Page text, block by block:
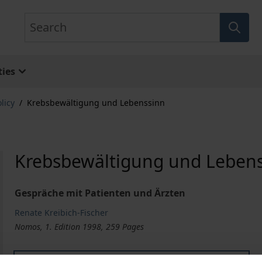
/ Krebsbewältigung und Lebenssinn
Krebsbewältigung und
Gespräche mit Patienten und Ärzten
Renate Kreibich-Fischer
Nomos, 1. Edition 1998, 259 Pages